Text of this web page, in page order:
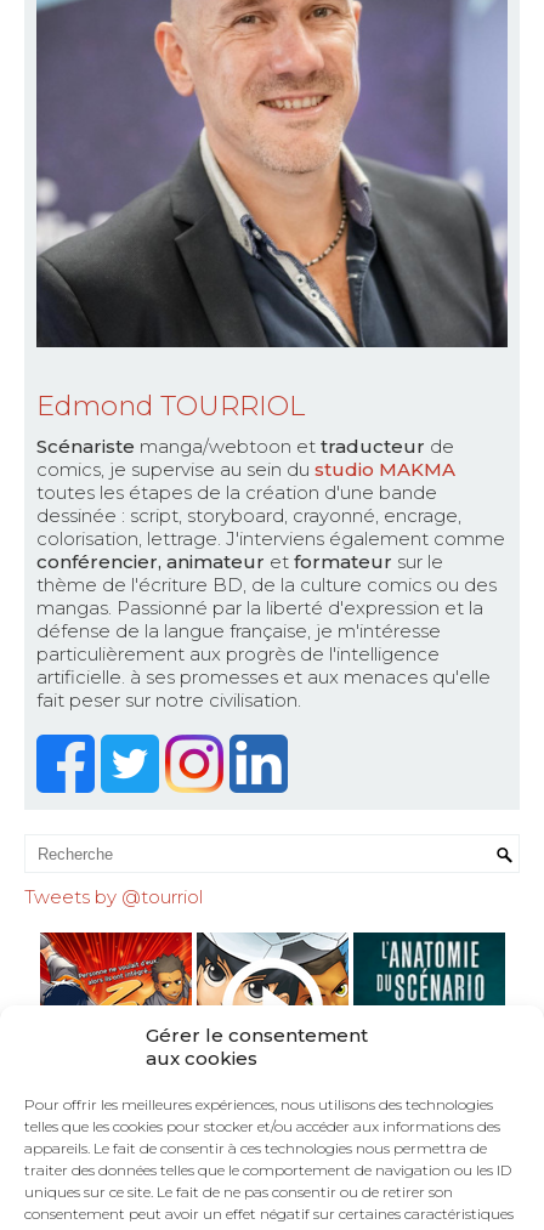
Gérer le consentement
aux cookies
Pour offrir les meilleures expériences, nous utilisons des technologies
telles que les cookies pour stocker et/ou accéder aux informations des
appareils. Le fait de consentir à ces technologies nous permettra de
traiter des données telles que le comportement de navigation ou les ID
uniques sur ce site. Le fait de ne pas consentir ou de retirer son
consentement peut avoir un effet négatif sur certaines caractéristiques
Edmond TOURRIOL
Scénariste manga/webtoon et traducteur de
comics, je supervise au sein du studio MAKMA
toutes les étapes de la création d'une bande
dessinée : script, storyboard, crayonné, encrage,
colorisation, lettrage. J'interviens également comme
conférencier, animateur et formateur sur le
thème de l'écriture BD, de la culture comics ou des
mangas. Passionné par la liberté d'expression et la
défense de la langue française, je m'intéresse
particulièrement aux progrès de l'intelligence
artificielle. à ses promesses et aux menaces qu'elle
fait peser sur notre civilisation.
Tweets by @tourriol